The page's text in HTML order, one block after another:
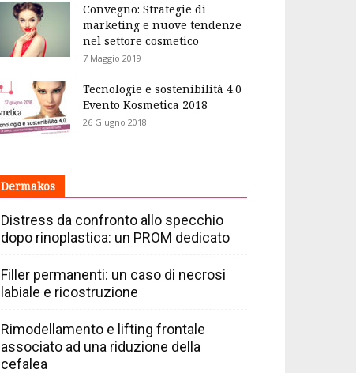
Convegno: Strategie di
marketing e nuove tendenze
nel settore cosmetico
7 Maggio 2019
Tecnologie e sostenibilità 4.0
Evento Kosmetica 2018
26 Giugno 2018
Dermakos
Distress da confronto allo specchio
dopo rinoplastica: un PROM dedicato
Filler permanenti: un caso di necrosi
labiale e ricostruzione
Rimodellamento e lifting frontale
associato ad una riduzione della
cefalea